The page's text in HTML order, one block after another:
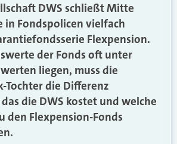
DWS schließt Mitte
in Fondspolicen vielfach
Flexpension.
der Fonds oft unter
liegen, muss die
Tochter die Differenz
die DWS kostet und welche
den Flexpension-Fonds